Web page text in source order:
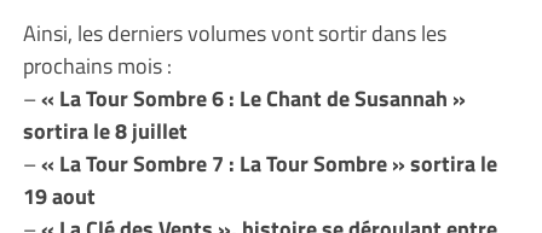
Ainsi, les derniers volumes vont sortir dans les
prochains mois :
–« La Tour Sombre 6 : Le Chant de Susannah »
sortira le 8 juillet
–« La Tour Sombre 7 : La Tour Sombre » sortira le
19 aout